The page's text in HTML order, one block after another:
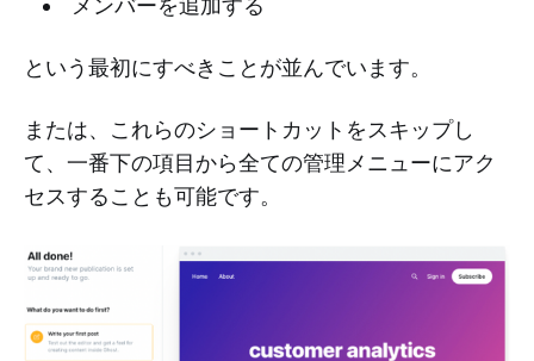
という最初にすべきことが並んでいます。
または、これらのショートカットをスキップし
て、一番下の項目から全ての管理メニューにアク
セスすることも可能です。